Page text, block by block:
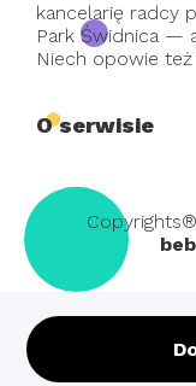
kancelarię radcy
Park Świdnica —
Niech opowie też
O serwisie